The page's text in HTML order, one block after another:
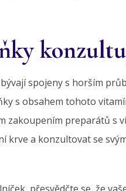
spojeny s horším
s obsahem tohoto
zakoupením preparátů s
krve a konzultovat se